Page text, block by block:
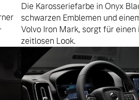
Die Karosseriefarbe in Onyx
schwarzen Emblemen und
Volvo Iron Mark, sorgt für einen
zeitlosen Look.